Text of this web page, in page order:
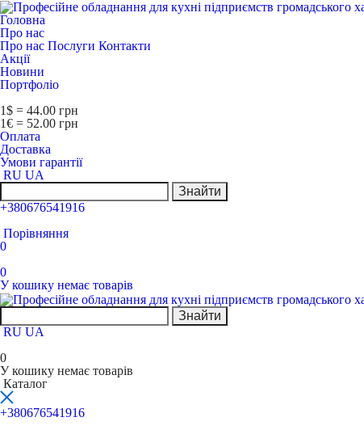
Головна
Про нас
Про нас Послуги Контакти
Акції
Новини
Портфоліо
1$ = 44.00 грн
1€ = 52.00 грн
Оплата
Доставка
Умови гарантії
RU UA
Знайти
+380676541916
Порівняння
0
0
У кошику немає товарів
Знайти
RU UA
0
У кошику немає товарів
Каталог
+380676541916